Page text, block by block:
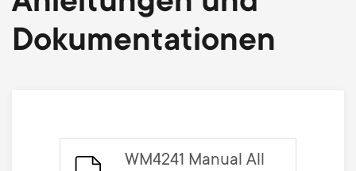
Dokumentationen
WM4241 Manual All